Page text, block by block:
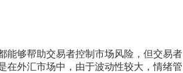
够帮助交易者控制市场风险，但交易者
在外汇市场中，由于波动性较大，情绪管